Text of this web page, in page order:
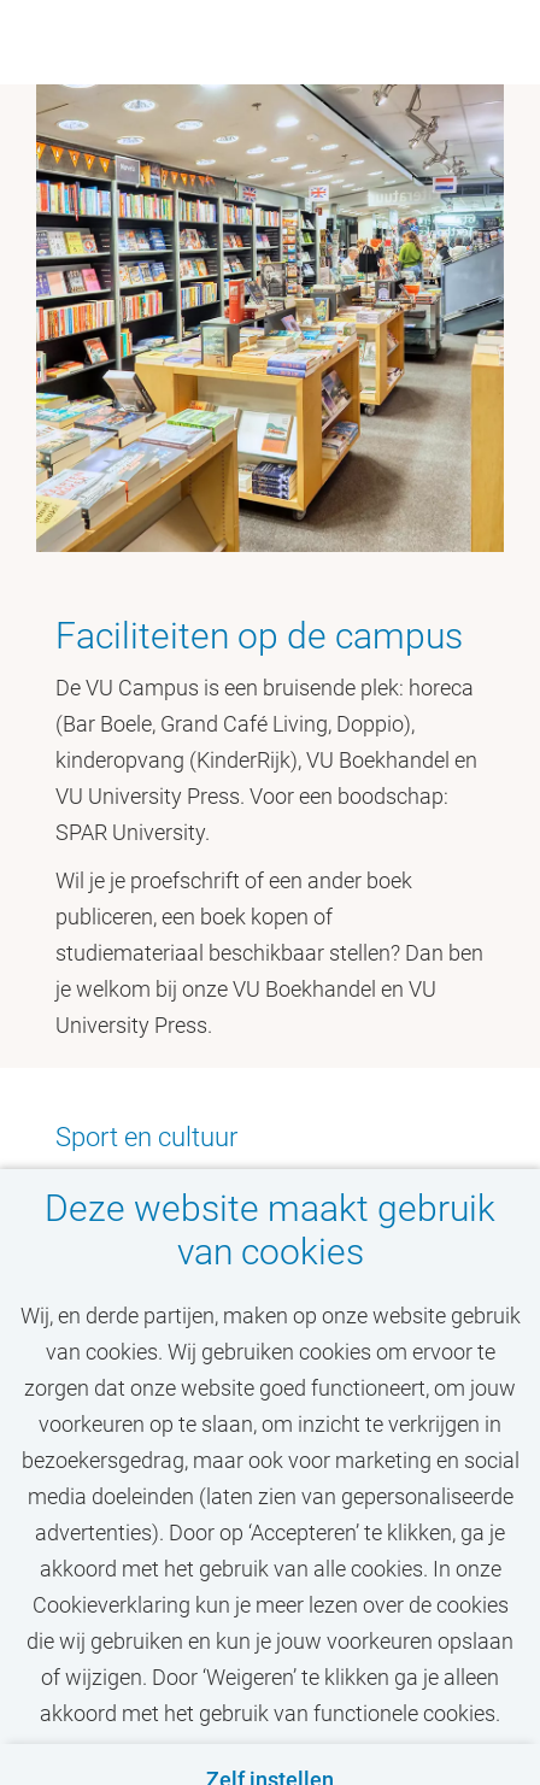
Deze website maakt gebruik
van cookies
Wij, en derde partijen, maken op onze website gebruik
van cookies. Wij gebruiken cookies om ervoor te
zorgen dat onze website goed functioneert, om jouw
voorkeuren op te slaan, om inzicht te verkrijgen in
bezoekersgedrag, maar ook voor marketing en social
media doeleinden (laten zien van gepersonaliseerde
advertenties). Door op ‘Accepteren’ te klikken, ga je
akkoord met het gebruik van alle cookies. In onze
Cookieverklaring kun je meer lezen over de cookies
die wij gebruiken en kun je jouw voorkeuren opslaan
of wijzigen. Door ‘Weigeren’ te klikken ga je alleen
akkoord met het gebruik van functionele cookies.
Zelf instellen
Faciliteiten op de campus
De VU Campus is een bruisende plek: horeca
(Bar Boele, Grand Café Living, Doppio),
kinderopvang (KinderRijk), VU Boekhandel en
VU University Press. Voor een boodschap:
SPAR University.
Wil je je proefschrift of een ander boek
publiceren, een boek kopen of
studiemateriaal beschikbaar stellen? Dan ben
je welkom bij onze VU Boekhandel en VU
University Press.
Sport en cultuur
Maar de campus heeft meer te bieden. Naast
een beachvolleybalveld en een basketbalveld
is er ook het VU Sportcentrum, waar je als
van €25 per jaar kunt sporten. Of ontdek VU
Griffioen, het cultuurcentrum van de VU.
Houd je meer van films? Dan is Rialto VU
Lees meer over de VU Campus
Cookies Disclaimer